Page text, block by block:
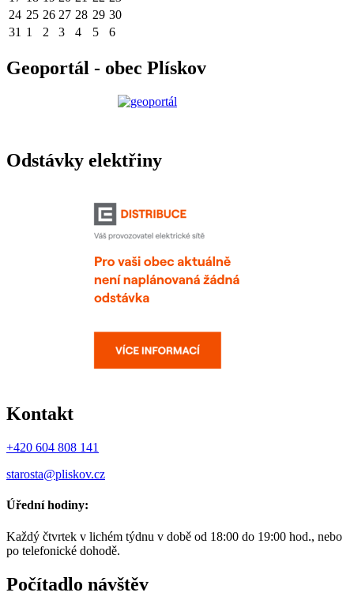
24 25 26 27 28 29 30
31 1 2 3 4 5 6
Geoportál - obec Plískov
Odstávky elektřiny
Kontakt
+420 604 808 141
starosta@pliskov.cz
Úřední hodiny:
Každý čtvrtek v lichém týdnu v době od 18:00 do 19:00 hod., nebo
po telefonické dohodě.
Počítadlo návštěv